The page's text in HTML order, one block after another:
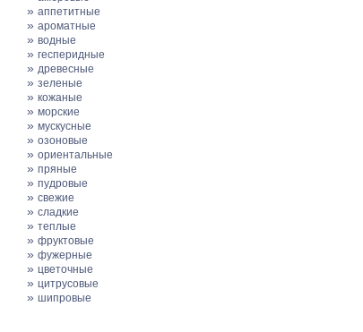
» аппетитные
» ароматные
» водные
» гесперидные
» древесные
» зеленые
» кожаные
» морские
» мускусные
» озоновые
» ориентальные
» пряные
» пудровые
» свежие
» сладкие
» теплые
» фруктовые
» фужерные
» цветочные
» цитрусовые
» шипровые